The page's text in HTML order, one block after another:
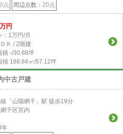
点 周辺点数： 20点
万円
：1万円/月
Ｋ / 2階建
積 -/30.68坪
積 188.84㎡/57.12坪
中古戸建
「山陽網干」駅 徒歩19分
干区宮内
年